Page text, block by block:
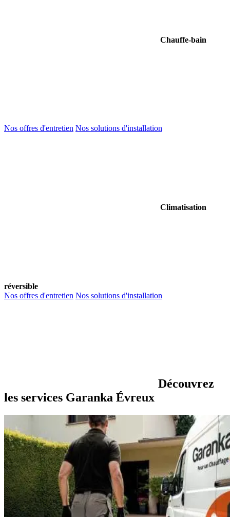
Chauffe-bain
Nos offres d'entretien Nos solutions d'installation
Climatisation
réversible
Nos offres d'entretien Nos solutions d'installation
Découvrez
les services Garanka Évreux